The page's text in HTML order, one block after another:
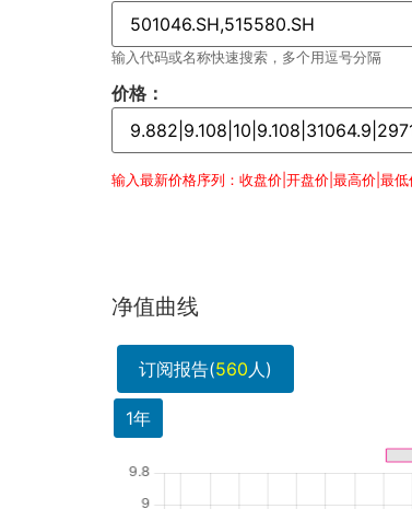
输入代码或名称快速搜索，多个用逗号分隔
价格：
输入最新价格序列：收盘价|开盘价|最高价|最
净值曲线
订阅报告(560人)
1年